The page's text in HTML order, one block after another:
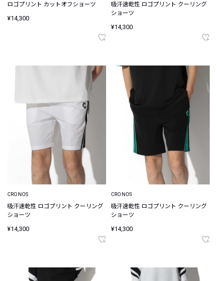
ロゴプリント カットオフショーツ
¥14,300
吸汗速乾性 ロゴプリント クーリング
ショーツ
¥14,300
CRONOS
吸汗速乾性 ロゴプリント クーリング
ショーツ
¥14,300
CRONOS
吸汗速乾性 ロゴプリント クーリング
ショーツ
¥14,300